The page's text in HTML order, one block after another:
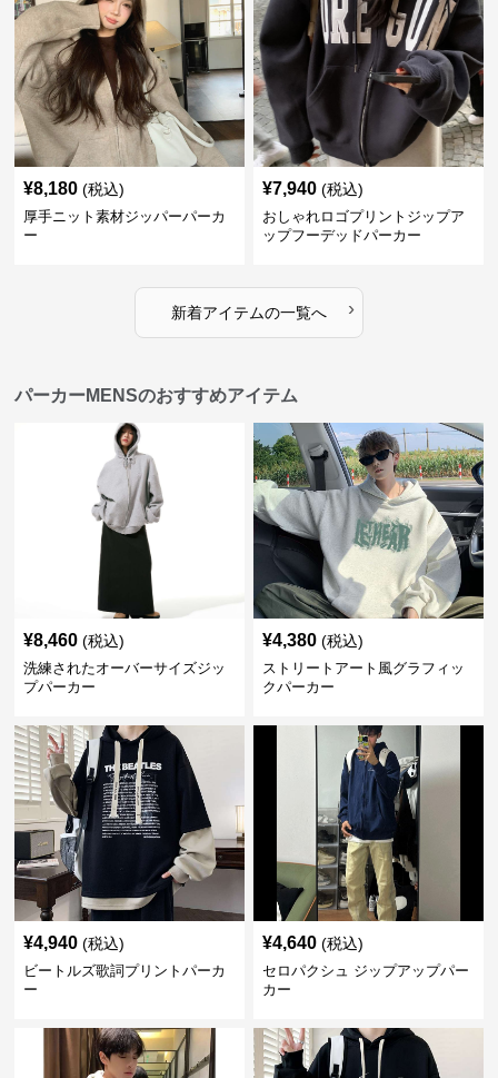
¥8,180 (税込)
厚手ニット素材ジッパーパーカ
ー
¥7,940 (税込)
おしゃれロゴプリントジップア
ップフーデッドパーカー
新着アイテムの一覧へ ›
パーカーMENSのおすすめアイテム
¥8,460 (税込)
洗練されたオーバーサイズジッ
プパーカー
¥4,380 (税込)
ストリートアート風グラフィッ
クパーカー
¥4,940 (税込)
ビートルズ歌詞プリントパーカ
ー
¥4,640 (税込)
セロパクシュ ジップアップパー
カー